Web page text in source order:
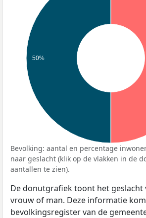
50%
Bevolking: aantal en percentage
naar geslacht (klik op de vlakken in de
aantallen te zien).
De donutgrafiek toont het geslacht
vrouw of man. Deze informatie
bevolkingsregister van de